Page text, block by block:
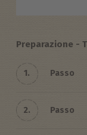
Preparazione -
1. Passo
2. Passo